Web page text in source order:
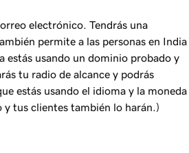
electrónico. Tendrás una
permite a las personas en India
estás usando un dominio probado y
tu radio de alcance y podrás
estás usando el idioma y la moneda
y tus clientes también lo harán.)